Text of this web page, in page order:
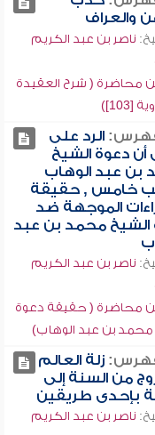
والعراف
ناصر بن عبد الكريم
محاضرة ( شرح العقيدة
[103])
الرد على
أن دعوة الشيخ
بن عبد الوهاب
خامس , حقيقة
الموجهة ضد
الشيخ محمد بن عبد
ناصر بن عبد الكريم
محاضرة ( حقيقة دعوة
محمد بن عبد الوهاب)
زلة العالم
من السنة إلى
بإحدى طريقين
ناصر بن عبد الكريم